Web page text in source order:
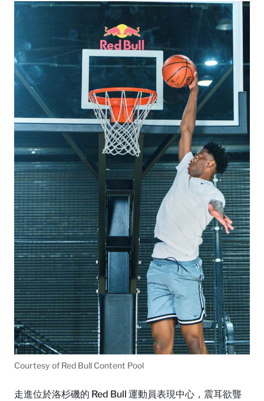
Courtesy of Red Bull Content Pool
走進位於洛杉磯的 Red Bull 運動員表現中心，震耳欲聾